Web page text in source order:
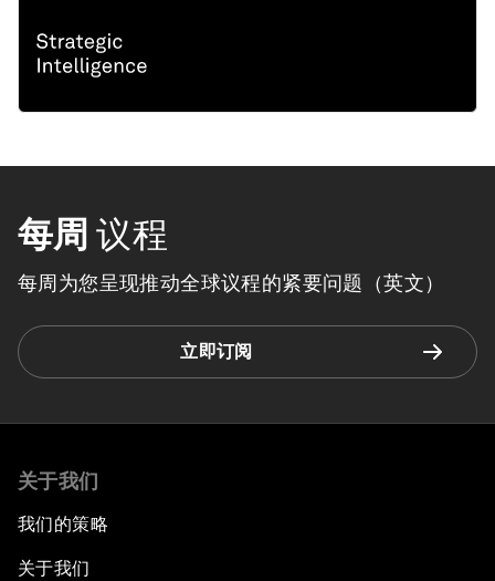
每周 议程
每周为您呈现推动全球议程的紧要问题（英文）
立即订阅
关于我们
我们的策略
关于我们